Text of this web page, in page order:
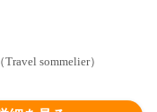
県、離島を除く 【ロ
ムリエ w-tre5
sommelier）